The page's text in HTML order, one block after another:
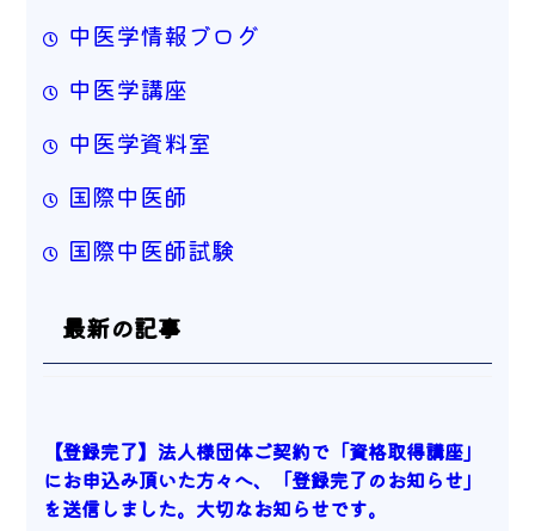
中医学情報ブログ
中医学講座
中医学資料室
国際中医師
国際中医師試験
最新の記事
【登録完了】法人様団体ご契約で「資格取得講座」
にお申込み頂いた方々へ、「登録完了のお知らせ」
を送信しました。大切なお知らせです。